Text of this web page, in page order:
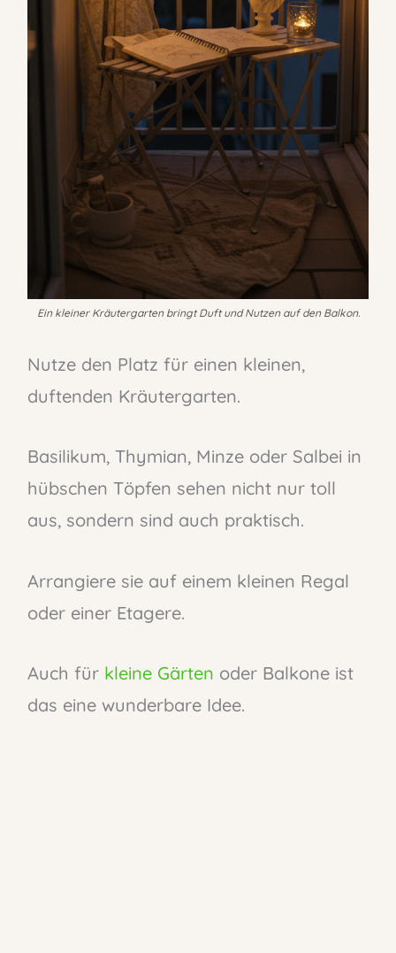
Ein kleiner Kräutergarten bringt Duft und Nutzen auf den Balkon.
Nutze den Platz für einen kleinen,
duftenden Kräutergarten.
Basilikum, Thymian, Minze oder Salbei in
hübschen Töpfen sehen nicht nur toll
aus, sondern sind auch praktisch.
Arrangiere sie auf einem kleinen Regal
oder einer Etagere.
Auch für kleine Gärten oder Balkone ist
das eine wunderbare Idee.